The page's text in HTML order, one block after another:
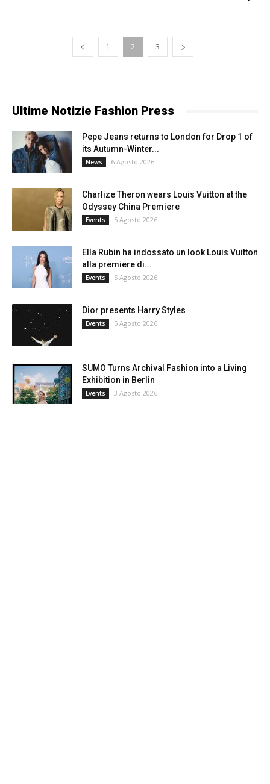
1 2 3
Ultime Notizie Fashion Press
Pepe Jeans returns to London for Drop 1 of
its Autumn-Winter...
News 6 Agosto 2026
Charlize Theron wears Louis Vuitton at the
Odyssey China Premiere
Events 5 Agosto 2026
Ella Rubin ha indossato un look Louis Vuitton
alla premiere di...
Events 5 Agosto 2026
Dior presents Harry Styles
Events 5 Agosto 2026
SUMO Turns Archival Fashion into a Living
Exhibition in Berlin
Events 3 Agosto 2026